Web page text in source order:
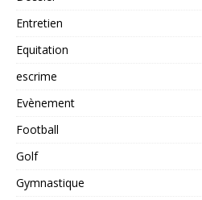
Entretien
Equitation
escrime
Evènement
Football
Golf
Gymnastique